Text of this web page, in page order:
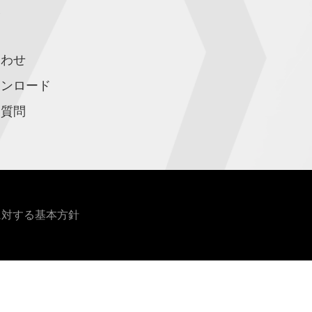
せ
ロード
問
する基本方針